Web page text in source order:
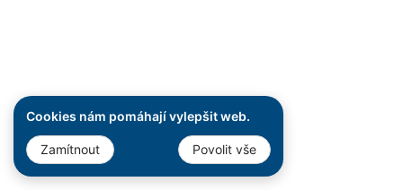
Cookies nám pomáhají vylepšit web.
Zamítnout Povolit vše